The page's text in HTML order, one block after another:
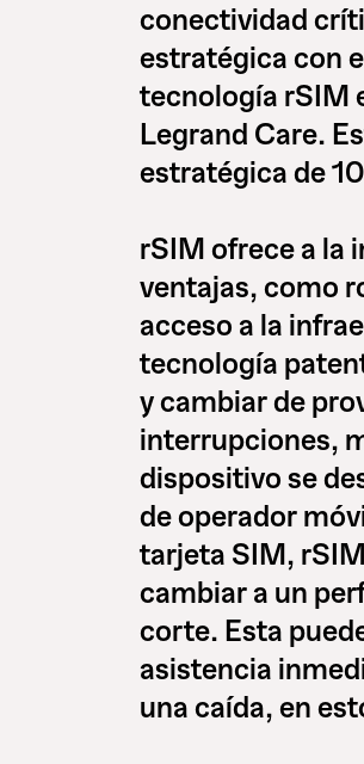
conectividad
estratégica con
tecnología rSIM
Legrand Care.
estratégica de
rSIM ofrece a la
ventajas, como
acceso a la
tecnología
y cambiar de
interrupciones,
dispositivo se
de operador
tarjeta SIM,
cambiar a un
corte. Esta
asistencia
una caída, en